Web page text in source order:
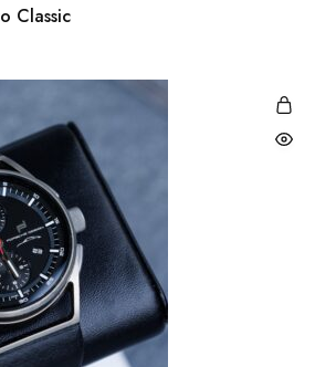
Classic